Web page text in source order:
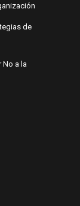
de
No a la